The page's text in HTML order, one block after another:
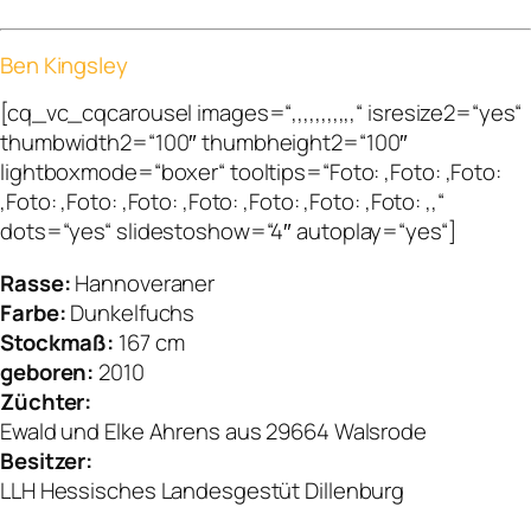
Ben Kingsley
[cq_vc_cqcarousel images=“,,,,,,,,,,,“ isresize2=“yes“
thumbwidth2=“100″ thumbheight2=“100″
lightboxmode=“boxer“ tooltips=“Foto: ,Foto: ,Foto:
,Foto: ,Foto: ,Foto: ,Foto: ,Foto: ,Foto: ,Foto: ,,“
dots=“yes“ slidestoshow=“4″ autoplay=“yes“]
Rasse:Hannoveraner
Farbe:Dunkelfuchs
Stockmaß: 167 cm
geboren: 2010
Züchter:
Ewald und Elke Ahrens aus 29664 Walsrode
Besitzer:
LLH Hessisches Landesgestüt Dillenburg